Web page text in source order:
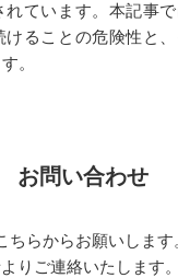
update-guide/
update-guide/
れています。本記事
けることの危険性と
。
お問い合わせ
ちらからお願いします
りご連絡いたします。